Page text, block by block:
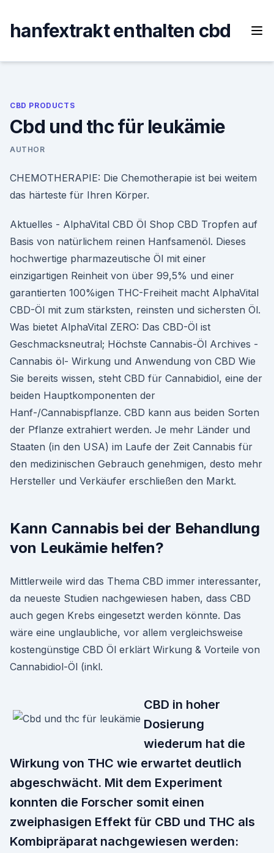
content
hanfextrakt enthalten cbd
CBD PRODUCTS
Cbd und thc für leukämie
AUTHOR
CHEMOTHERAPIE: Die Chemotherapie ist bei weitem
das härteste für Ihren Körper.
Aktuelles - AlphaVital CBD Öl Shop CBD Tropfen auf
Basis von natürlichem reinen Hanfsamenöl. Dieses
hochwertige pharmazeutische Öl mit einer
einzigartigen Reinheit von über 99,5% und einer
garantierten 100%igen THC-Freiheit macht AlphaVital
CBD-Öl mit zum stärksten, reinsten und sichersten Öl.
Was bietet AlphaVital ZERO: Das CBD-Öl ist
Geschmacksneutral; Höchste Cannabis-Öl Archives -
Cannabis öl- Wirkung und Anwendung von CBD Wie
Sie bereits wissen, steht CBD für Cannabidiol, eine der
beiden Hauptkomponenten der
Hanf-/Cannabispflanze. CBD kann aus beiden Sorten
der Pflanze extrahiert werden. Je mehr Länder und
Staaten (in den USA) im Laufe der Zeit Cannabis für
den medizinischen Gebrauch genehmigen, desto mehr
Hersteller und Verkäufer erschließen den Markt.
Kann Cannabis bei der Behandlung
von Leukämie helfen?
Mittlerweile wird das Thema CBD immer interessanter,
da neueste Studien nachgewiesen haben, dass CBD
auch gegen Krebs eingesetzt werden könnte. Das
wäre eine unglaubliche, vor allem vergleichsweise
kostengünstige CBD Öl erklärt Wirkung & Vorteile von
Cannabidiol-Öl (inkl.
CBD in hoher
Dosierung
wiederum hat die
Wirkung von THC wie erwartet deutlich
abgeschwächt. Mit dem Experiment
konnten die Forscher somit einen
zweiphasigen Effekt für CBD und THC als
Kombipräparat nachgewiesen werden: